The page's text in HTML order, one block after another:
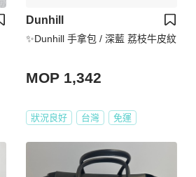
Dunhill
✨Dunhill 手拿包 / 深藍 荔枝牛皮紋
MOP 1,342
狀況良好 台灣 免運